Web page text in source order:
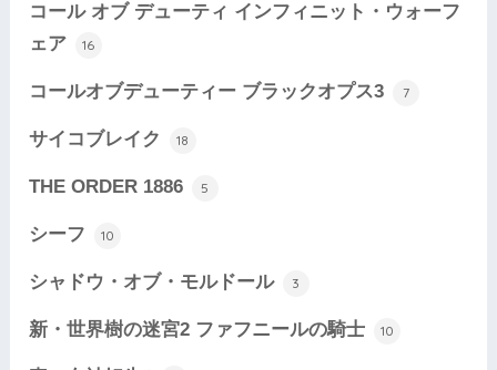
コール オブ デューティ インフィニット・ウォーフ
ェア
16
コールオブデューティー ブラックオプス3 7
サイコブレイク 18
THE ORDER 1886 5
シーフ 10
シャドウ・オブ・モルドール 3
新・世界樹の迷宮2 ファフニールの騎士 10